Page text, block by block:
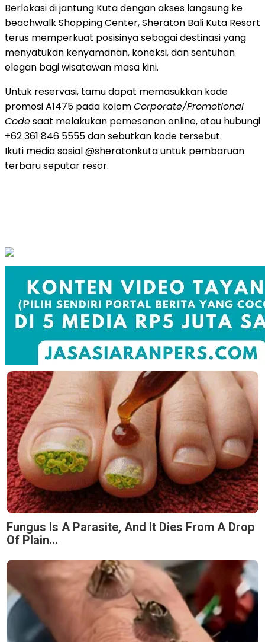
Berlokasi di jantung Kuta dengan akses langsung ke
beachwalk Shopping Center, Sheraton Bali Kuta Resort
terus memperkuat posisinya sebagai destinasi yang
menyatukan kenyamanan, koneksi, dan sentuhan
elegan bagi wisatawan masa kini.
Untuk reservasi, tamu dapat memasukkan kode
promosi A1475 pada kolomCorporate/Promotional
Codesaat melakukan pemesanan online, atau hubungi
+62 361 846 5555 dan sebutkan kode tersebut.
Ikuti media sosial @sheratonkuta untuk pembaruan
terbaru seputar resor.
Fungus Is A Parasite, And It Dies From A Drop
Of Plain...